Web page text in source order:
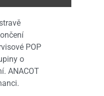
POP
o
ANACOT